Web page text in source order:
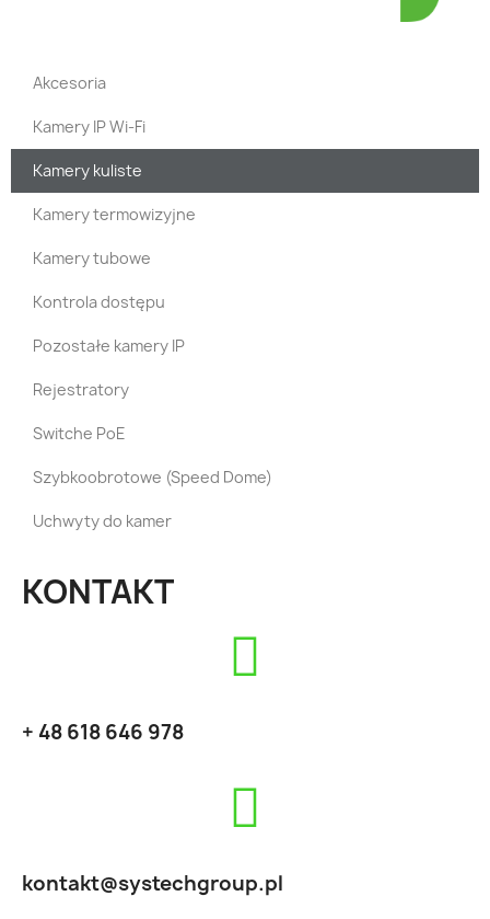
Akcesoria
Kamery IP Wi-Fi
Kamery kuliste
Kamery termowizyjne
Kamery tubowe
Kontrola dostępu
Pozostałe kamery IP
Rejestratory
Switche PoE
Szybkoobrotowe (Speed Dome)
Uchwyty do kamer
KONTAKT
+ 48 618 646 978
kontakt@systechgroup.pl